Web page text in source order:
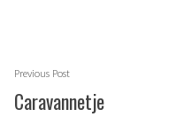
Berichtnavigatie
Previous PostPrevious
post:
Caravannetje